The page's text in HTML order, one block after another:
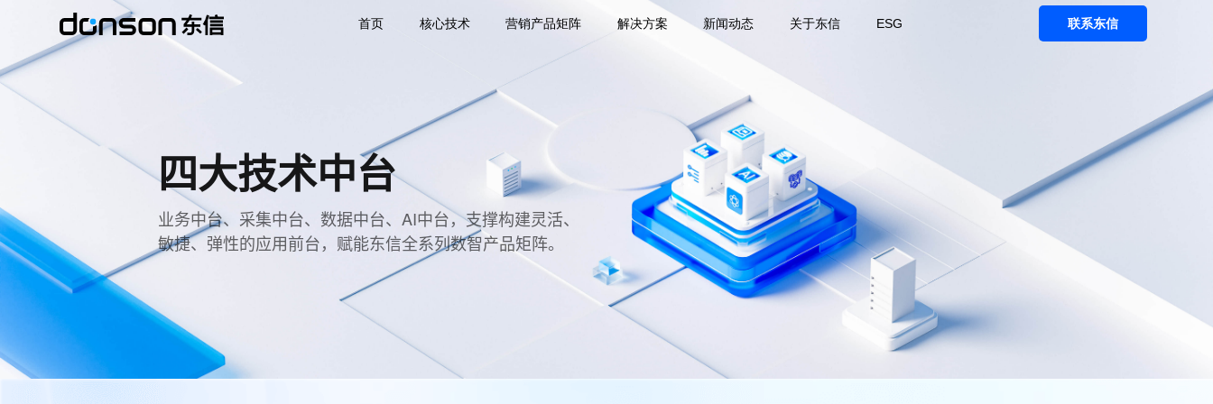
首页 核心技术 营销产品矩阵 解决方案 新闻动态 关于东信 ESG
首页
解决方案
新闻动态
联系东信